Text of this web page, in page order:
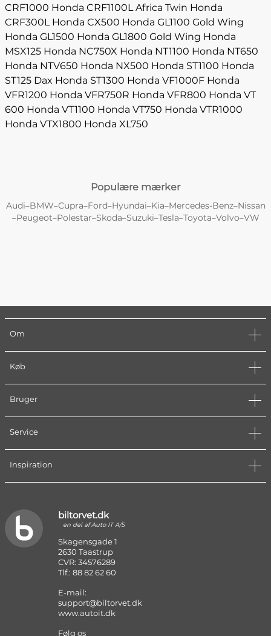
CRF1000 Honda CRF1100L Africa Twin Honda
CRF300L Honda CX500 Honda GL1100 Gold Wing
Honda GL1500 Honda GL1800 Gold Wing Honda
MSX125 Honda NC750X Honda NT1100 Honda NT650
Honda NTV650 Honda NX500 Honda ST1100 Honda
ST125 Dax Honda ST1300 Honda VF1000F Honda
VFR1200 Honda VFR750R Honda VFR800 Honda VT
600 Honda VT1100 Honda VT750 Honda VTR1000
Honda VTX1800 Honda XL750
Populære mærker
Audi–BMW–Cupra–Ford–Hyundai–Kia–Mercedes-Benz–Nissan
–Peugeot–Polestar–Skoda–Suzuki–Tesla–Toyota–Volvo–VW
Om
Køb
Bruger
Service
Inspiration
biltorvet.dk
en del af Auto IT A/S
Skagensgade 1
2630 Taastrup
CVR: 34576289
Tlf.: 88 82 62 60
E-mail:
support@biltorvet.dk
www.autoit.dk
Følg os